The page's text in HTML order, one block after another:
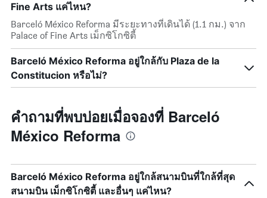
Fine Arts แค่ไหน?
Barceló México Reforma มีระยะทางที่เดินได้ (1.1 กม.) จาก
Palace of Fine Arts เม็กซิโกซิตี้
Barceló México Reforma อยู่ใกล้กับ Plaza de la
Constitucion หรือไม่?
คำถามที่พบบ่อยเมื่อจองที่ Barceló
México Reforma
Barceló México Reforma อยู่ใกล้สนามบินที่ใกล้ที่สุด
สนามบิน เม็กซิโกซิตี้ และอื่นๆ แค่ไหน?